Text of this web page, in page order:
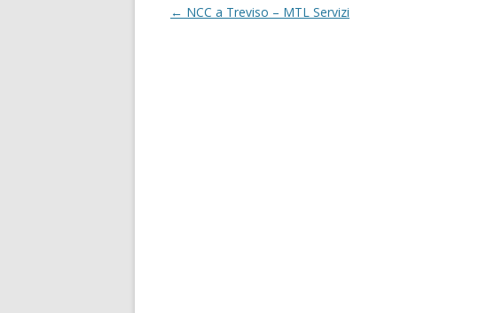
Navigazione
← NCC a Treviso – MTL Servizi